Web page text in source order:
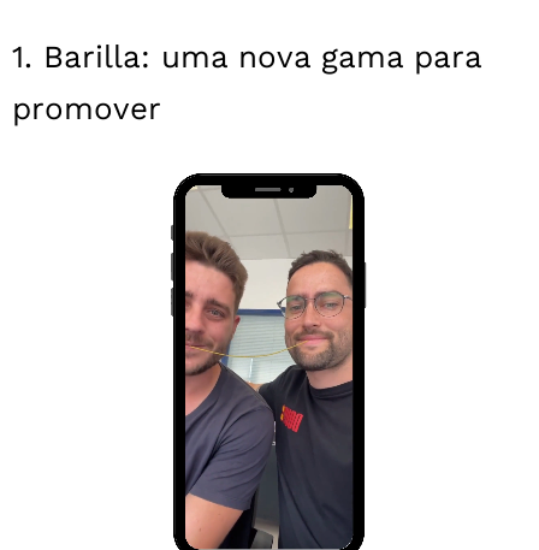
1. Barilla: uma nova gama para
promover